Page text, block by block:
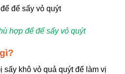
hợp để để sấy vỏ quýt
sấy khô vỏ quả quýt để làm vị